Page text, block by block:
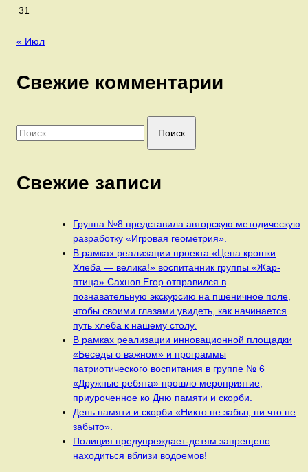
31
« Июл
Свежие комментарии
Найти:
Свежие записи
Группа №8 представила авторскую методическую
разработку «Игровая геометрия».
В рамках реализации проекта «Цена крошки
Хлеба — велика!» воспитанник группы «Жар-
птица» Сахнов Егор отправился в
познавательную экскурсию на пшеничное поле,
чтобы своими глазами увидеть, как начинается
путь хлеба к нашему столу.
В рамках реализации инновационной площадки
«Беседы о важном» и программы
патриотического воспитания в группе № 6
«Дружные ребята» прошло мероприятие,
приуроченное ко Дню памяти и скорби.
День памяти и скорби «Никто не забыт, ни что не
забыто».
Полиция предупреждает-детям запрещено
находиться вблизи водоемов!